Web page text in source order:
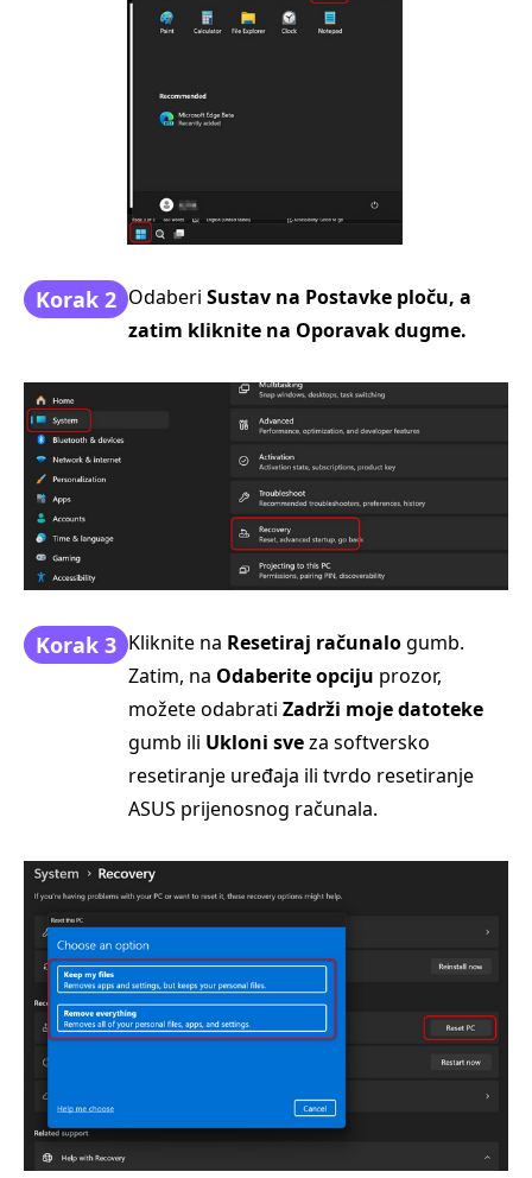
Korak 2 Odaberi Sustav na Postavke ploču, a
zatim kliknite na Oporavakdugme.
Korak 3 Kliknite na Resetiraj računalogumb.
Zatim, na Odaberite opciju prozor,
možete odabrati Zadrži moje datoteke
gumb ili Ukloni sveza softversko
resetiranje uređaja ili tvrdo resetiranje
ASUS prijenosnog računala.